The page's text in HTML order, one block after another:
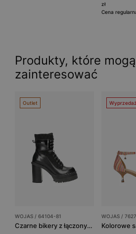
zł
Cena
Produkty, które
zainteresować
Outlet
WOJAS / 64104-81
Czarne bikery z łączonych skór na obcasie
Wyprzedaż
WOJAS /